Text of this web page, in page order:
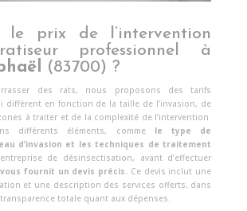
le prix de l’intervention
professionnel à
(83700) ?
des rats, nous proposons des tarifs
diffèrent en fonction de la taille de l’invasion, de
à traiter et de la complexité de l’intervention.
différents éléments, commele type de
d’invasion et les techniques de traitement
de désinsectisation, avant d’effectuer
vous fournit un devis précis.
Ce devis inclut une
et une description des services offerts, dans
totale quant aux dépenses.